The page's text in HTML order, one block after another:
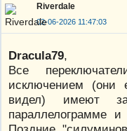
Riverdale
02-06-2026 11:47:03
Dracula79,
Все
исключением (они
видел) имеют
параллелограмме